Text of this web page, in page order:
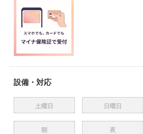
設備・対応
土曜日 日曜日
朝 夜